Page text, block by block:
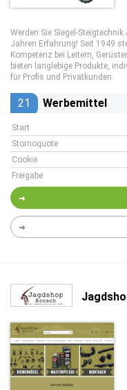
Werden Sie Siegel-
Jahren Erfahrung! Seit 1949
Kompetenz bei Leitern,
bieten langlebige Produkte,
für Profis und Privatkunden.
21 Werbemittel
Start
Stornoquote
Cookie
Freigabe